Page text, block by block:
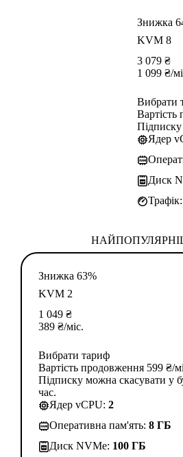
Знижка
KVM 8
3 079 ₴
1 099 ₴/
Вибрати
Вартість
Ядер
Диск
Трафік:
Знижка 63%
KVM 2
1 049 ₴
389 ₴/міс.
Вибрати тариф
Вартість продовження 599 ₴/
Підписку можна скасувати у
час.
Ядер vCPU: 2
Оперативна пам'ять: 8 ГБ
Диск NVMe: 100 ГБ